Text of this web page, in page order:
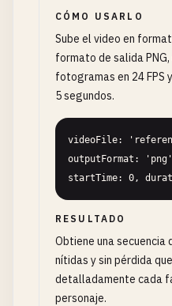
CÓMO USARLO
Sube el video en
formato de salida
fotogramas en 24 FPS
5 segundos.
videoFile:
outputFormat:
startTime: 0,
RESULTADO
Obtiene una secuencia
nítidas y sin pérdida
detalladamente cada
personaje.